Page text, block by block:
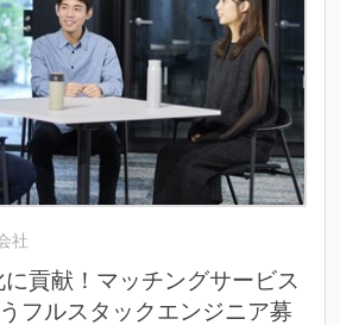
社
貢献！マッチングサービス
フルスタックエンジニア募